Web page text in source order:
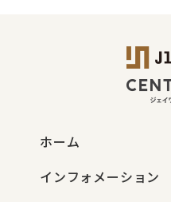
ホーム
インフォメーション